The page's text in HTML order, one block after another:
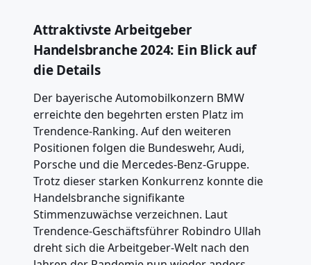
Attraktivste Arbeitgeber
Handelsbranche 2024: Ein Blick auf
die Details
Der bayerische Automobilkonzern BMW
erreichte den begehrten ersten Platz im
Trendence-Ranking. Auf den weiteren
Positionen folgen die Bundeswehr, Audi,
Porsche und die Mercedes-Benz-Gruppe.
Trotz dieser starken Konkurrenz konnte die
Handelsbranche signifikante
Stimmenzuwächse verzeichnen. Laut
Trendence-Geschäftsführer Robindro Ullah
dreht sich die Arbeitgeber-Welt nach den